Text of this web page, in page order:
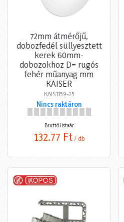
72mm átmérőjű,
dobozfedél süllyesztett
kerek 60mm-
dobozokhoz D= rugós
fehér műanyag mm
KAISER
KAIS1159-25
Nincs raktáron
Bruttó listaár
132,77 Ft / db